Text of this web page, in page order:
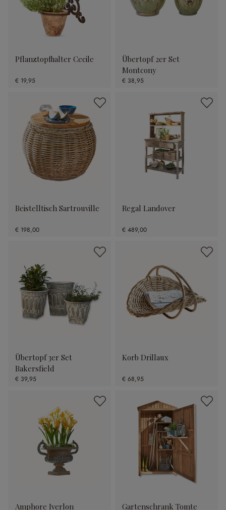
Pflanztopfhalter Cecile
€ 19,95
Übertopf 2er Set
Montcony
€ 38,95
Beistelltisch Sartrouville
€ 198,00
Regal Landover
€ 489,00
Übertopf 3er Set
Bakersfield
€ 39,95
Korb Drillaux
€ 68,95
Amphore Iverlon Gartenschrank Tomte